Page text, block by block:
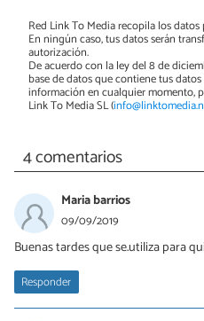
Red Link To Media recopila los
En ningún caso, tus datos serán
autorización.
De acuerdo con la ley del 8 de
base de datos que contiene tus
información en cualquier momento,
Link To Media SL (
4 comentarios
Maria barrios
09/09/2019
Buenas tardes que se.utiliza para
Responder